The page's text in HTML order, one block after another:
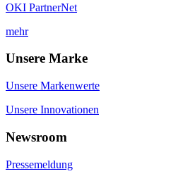
OKI PartnerNet
mehr
Unsere Marke
Unsere Markenwerte
Unsere Innovationen
Newsroom
Pressemeldung